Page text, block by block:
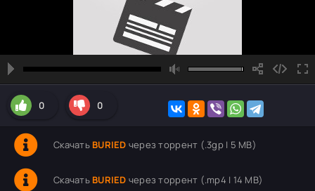
0 0
Скачать BURIED через торрент (.3gp | 5 MB)
Скачать BURIED через торрент (.mp4 | 14 MB)